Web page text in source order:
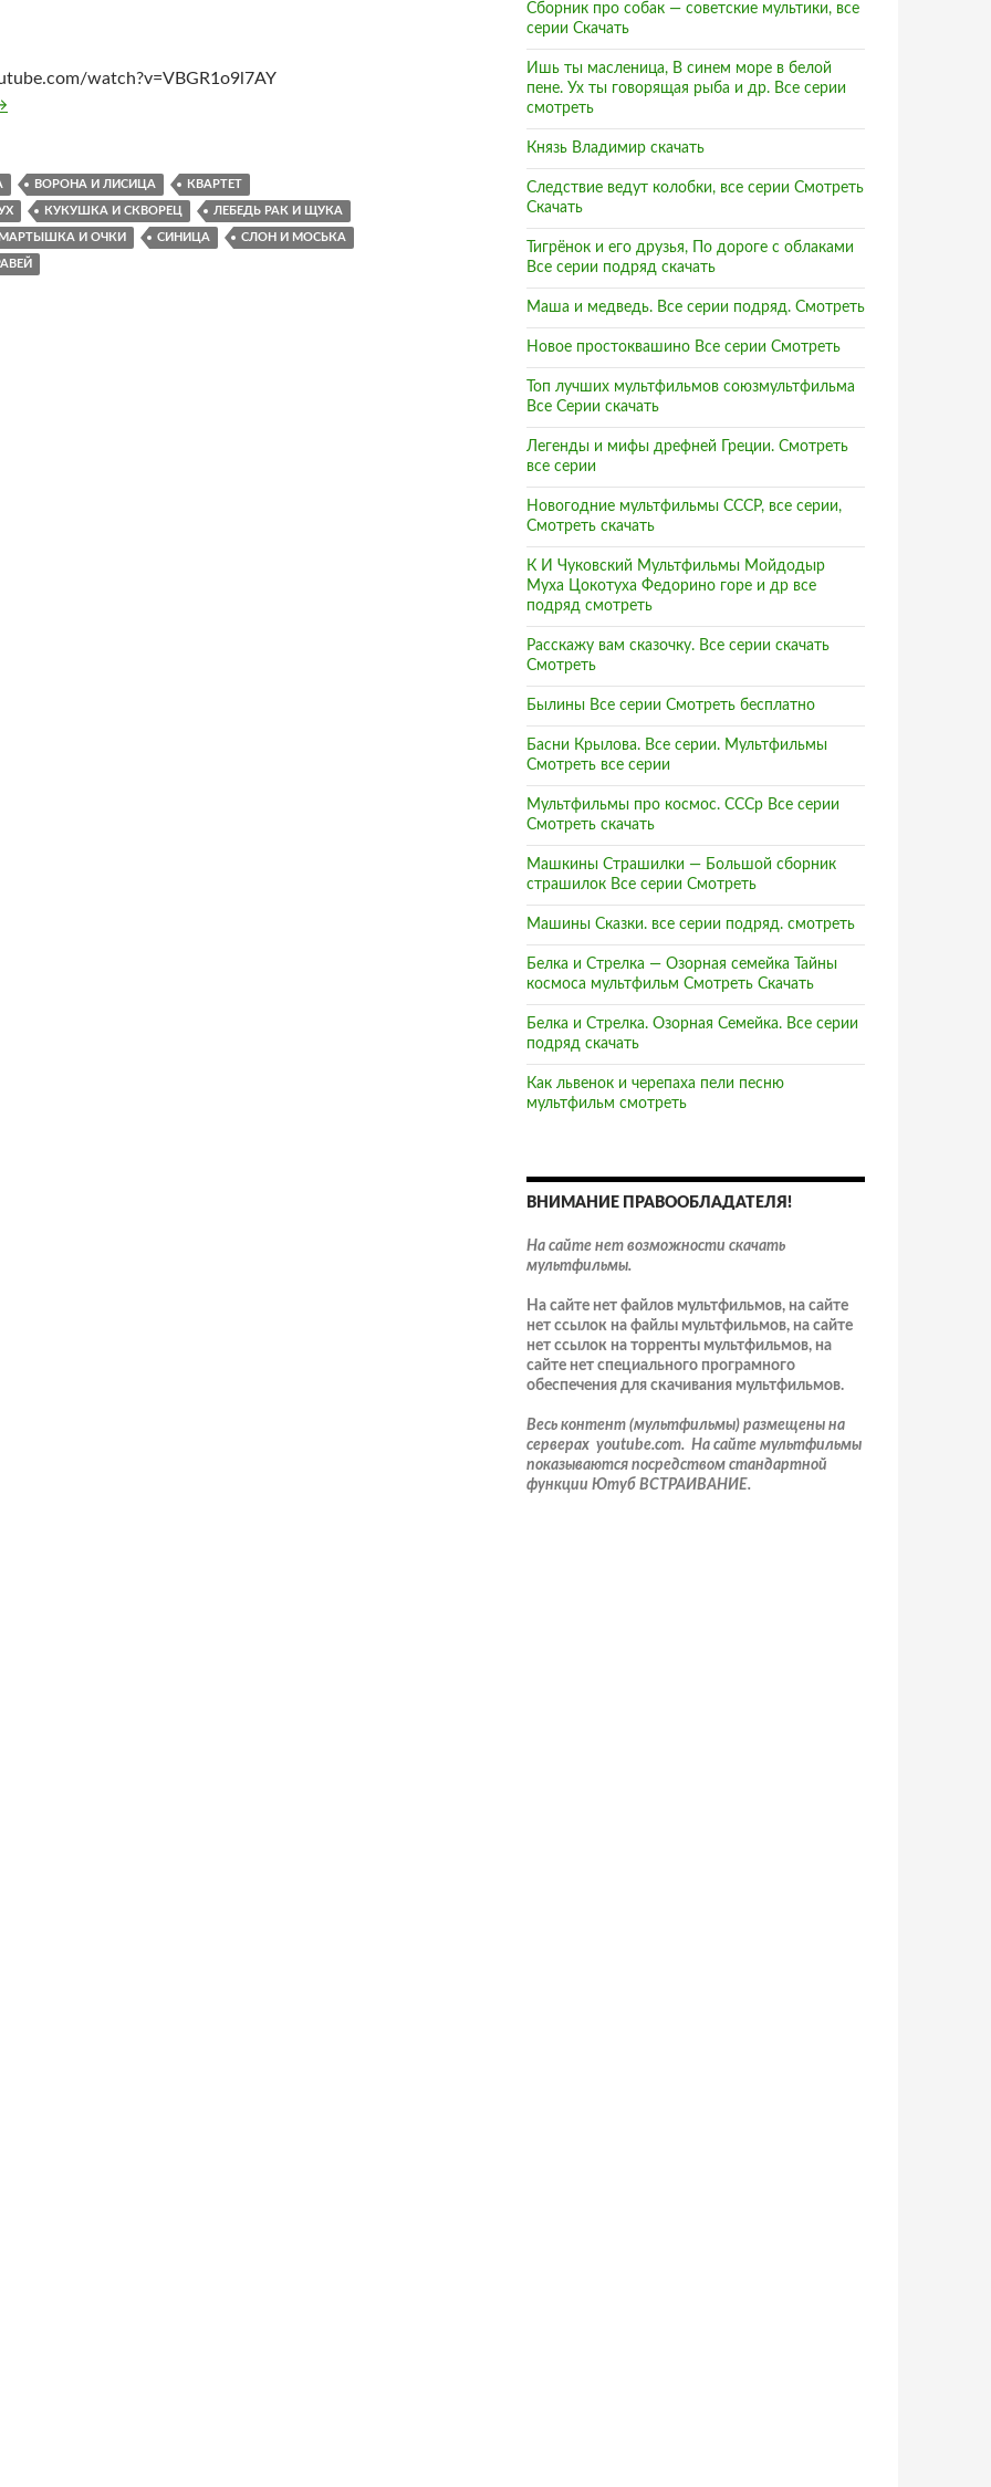
watch?v=VBGR1o9l7AY
Крылова. Все серии. Мультфильмы Смотреть все серии
ВОРОНА И ЛИСИЦА КВАРТЕТ
КУКУШКА И СКВОРЕЦ ЛЕБЕДЬ РАК И ЩУКА
И ОЧКИ СИНИЦА СЛОН И МОСЬКА
Сборник про собак — советские мультики, все
серии Скачать
Ишь ты масленица, В синем море в белой
пене. Ух ты говорящая рыба и др. Все серии
смотреть
Князь Владимир скачать
Следствие ведут колобки, все серии Смотреть
Скачать
Тигрёнок и его друзья, По дороге с облаками
Все серии подряд скачать
Маша и медведь. Все серии подряд. Смотреть
Новое простоквашино Все серии Смотреть
Топ лучших мультфильмов союзмультфильма
Все Серии скачать
Легенды и мифы дрефней Греции. Смотреть
все серии
Новогодние мультфильмы СССР, все серии,
Смотреть скачать
К И Чуковский Мультфильмы Мойдодыр
Муха Цокотуха Федорино горе и др все
подряд смотреть
Расскажу вам сказочку. Все серии скачать
Смотреть
Былины Все серии Смотреть бесплатно
Басни Крылова. Все серии. Мультфильмы
Смотреть все серии
Мультфильмы про космос. СССр Все серии
Смотреть скачать
Машкины Страшилки — Большой сборник
страшилок Все серии Смотреть
Машины Сказки. все серии подряд. смотреть
Белка и Стрелка — Озорная семейка Тайны
космоса мультфильм Смотреть Скачать
Белка и Стрелка. Озорная Семейка. Все серии
подряд скачать
Как львенок и черепаха пели песню
мультфильм смотреть
ВНИМАНИЕ ПРАВООБЛАДАТЕЛЯ!
На сайте нет возможности скачать
мультфильмы.
На сайте нет файлов мультфильмов, на сайте
нет ссылок на файлы мультфильмов, на сайте
нет ссылок на торренты мультфильмов, на
сайте нет специального програмного
обеспечения для скачивания мультфильмов.
Весь контент (мультфильмы) размещены на
серверах youtube.com. На сайте мультфильмы
показываются посредством стандартной
функции Ютуб ВСТРАИВАНИЕ.